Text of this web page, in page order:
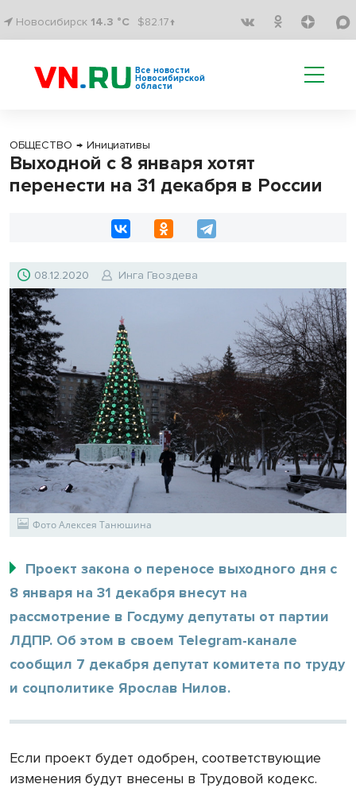
Новосибирск 14.3 °C $82.17↑
Все новости
Новосибирской
области
ОБЩЕСТВО → Инициативы
Выходной с 8 января хотят
перенести на 31 декабря в России
08.12.2020 Инга Гвоздева
Фото Алексея Танюшина
Проект закона о переносе выходного дня с
8 января на 31 декабря внесут на
рассмотрение в Госдуму депутаты от партии
ЛДПР. Об этом в своем Telegram-канале
сообщил 7 декабря депутат комитета по труду
и соцполитике Ярослав Нилов.
Если проект будет одобрен, соответствующие
изменения будут внесены в Трудовой кодекс.